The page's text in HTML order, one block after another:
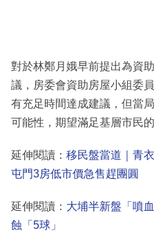
對於林鄭月娥早前提出為資
議，房委會資助房屋小組委
有充足時間達成建議，但當
可能性，期望滿足基層市民的
延伸閱讀： 移民盤當道｜青
屯門3房低市價急售趕團圓
延伸閱讀： 大埔半新盤「噴
蝕「5球」